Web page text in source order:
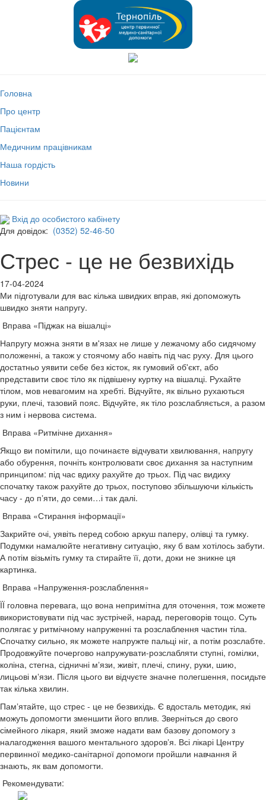
Головна
Про центр
Пацієнтам
Медичним працівникам
Наша гордість
Новини
Вхід до особистого кабінету
Для довідок: (0352) 52-46-50
Стрес - це не безвихідь
17-04-2024
Ми підготували для вас кілька швидких вправ, які допоможуть
швидко зняти напругу.
Вправа «Піджак на вішалці»
Напругу можна зняти в м'язах не лише у лежачому або сидячому
положенні, а також у стоячому або навіть під час руху. Для цього
достатньо уявити себе без кісток, як гумовий об'єкт, або
представити своє тіло як підвішену куртку на вішалці. Рухайте
тілом, мов невагомим на хребті. Відчуйте, як вільно рухаються
руки, плечі, тазовий пояс. Відчуйте, як тіло розслабляється, а разом
з ним і нервова система.
Вправа «Ритмічне дихання»
Якщо ви помітили, що починаєте відчувати хвилювання, напругу
або обурення, почніть контролювати своє дихання за наступним
принципом: під час вдиху рахуйте до трьох. Під час видиху
спочатку також рахуйте до трьох, поступово збільшуючи кількість
часу - до пʼяти, до семи…і так далі.
Вправа «Стирання інформації»
Закрийте очі, уявіть перед собою аркуш паперу, олівці та гумку.
Подумки намалюйте негативну ситуацію, яку б вам хотілось забути.
А потім візьміть гумку та стирайте її, доти, доки не зникне ця
картинка.
Вправа «Напруження-розслаблення»
ЇЇ головна перевага, що вона непримітна для оточення, тож можете
використовувати під час зустрічей, нарад, переговорів тощо. Суть
полягає у ритмічному напруженні та розслаблення частин тіла.
Спочатку сильно, як можете напружте пальці ніг, а потім розслабте.
Продовжуйте почергово напружувати-розслабляти ступні, гомілки,
коліна, стегна, сідничні мʼязи, живіт, плечі, спину, руки, шию,
лицьові мʼязи. Після цього ви відчуєте значне полегшення, посидьте
так кілька хвилин.
Памʼятайте, що стрес - це не безвихідь. Є вдосталь методик, які
можуть допомогти зменшити його вплив. Зверніться до свого
сімейного лікаря, який зможе надати вам базову допомогу з
налагодження вашого ментального здоровʼя. Всі лікарі Центру
первинної медико-санітарної допомоги пройшли навчання й
знають, як вам допомогти.
Рекомендувати: